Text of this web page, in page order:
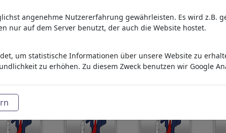
archasos trumpapez2 trumpkriz
angenehme Nutzererfahrung gewährleisten. Es wird z.B.
nur auf dem Server benutzt, der auch die Website hostet.
um statistische Informationen über unsere Website zu
zu erhöhen. Zu diesem Zweck benutzen wir Google